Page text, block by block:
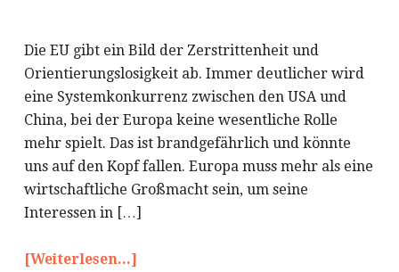
Die EU gibt ein Bild der Zerstrittenheit und
Orientierungslosigkeit ab. Immer deutlicher wird
eine Systemkonkurrenz zwischen den USA und
China, bei der Europa keine wesentliche Rolle
mehr spielt. Das ist brandgefährlich und könnte
uns auf den Kopf fallen. Europa muss mehr als eine
wirtschaftliche Großmacht sein, um seine
Interessen in […]
[Weiterlesen...]